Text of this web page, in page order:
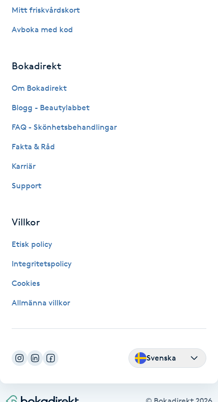
Kinesisk medicin
Kiropraktik
Klangmassage
Klippning
Klippning & Slingor
Klippning ungdom
Koppningsmassage
Kostrådgivning
Kroppsinpackning
Kroppspeeling
Käkledsbehandling
Lashlift Keratin
Mitt friskvårdskort
Avboka med kod
Bokadirekt
Om Bokadirekt
Blogg - Beautylabbet
FAQ - Skönhetsbehandlingar
Fakta & Råd
Karriär
Support
Villkor
Etisk policy
Integritetspolicy
Cookies
Allmänna villkor
Svenska